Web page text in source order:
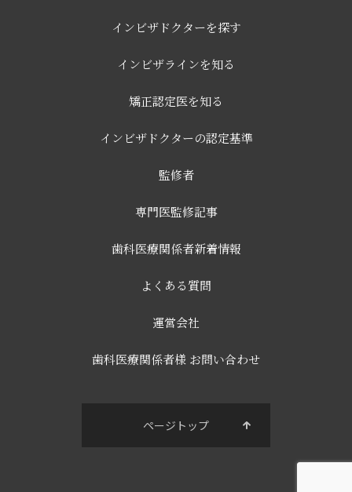
得ず１年未満で解約される場合は、残期間分の掲載料金
を違約金としてご請求する場合がございます。尚、当該
した場合は残額の請求は行いません。
でご連絡ください。16日以降のお申し出については翌月
インビザドクターを探す
インビザラインを知る
矯正認定医を知る
インビザドクターの認定基準
監修者
専門医監修記事
歯科医療関係者新着情報
よくある質問
運営会社
歯科医療関係者様 お問い合わせ